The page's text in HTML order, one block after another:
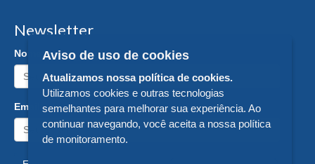
Newsletter
Nome:
Email:
Aviso de uso de cookies
Atualizamos nossa política de cookies.
Utilizamos cookies e outras tecnologias
semelhantes para melhorar sua experiência. Ao
continuar navegando, você aceita a nossa política
de monitoramento.